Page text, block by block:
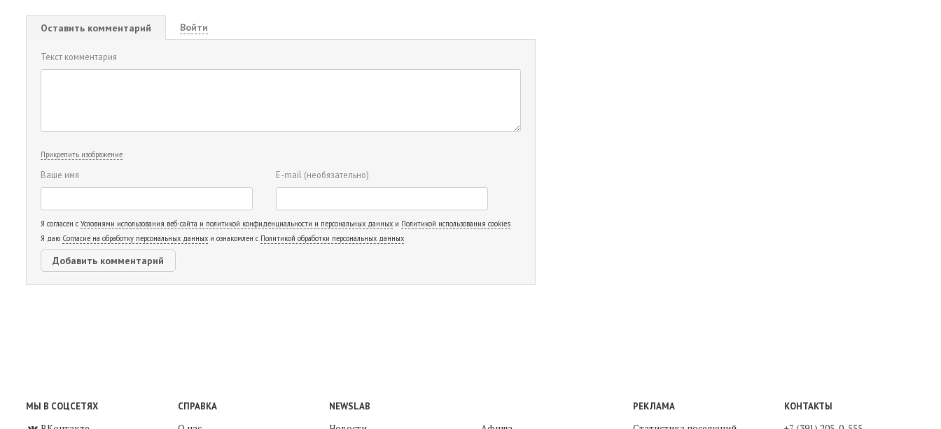
Оставить комментарий Войти
Текст комментария
Прикрепить изображение
Ваше имя E-mail (необязательно)
Я согласен с Условиями использования веб-сайта и политикой конфиденциальности и персональных данных и Политикой использования cookies
Я даю Согласие на обработку персональных данных и ознакомлен с Политикой обработки персональных данных
МЫ В СОЦСЕТЯХ СПРАВКА NEWSLAB РЕКЛАМА КОНТАКТЫ